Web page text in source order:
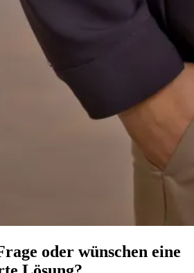
oder wünschen eine